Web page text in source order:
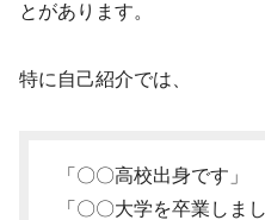
とがあります。
特に自己紹介では、
「〇〇高校出身です」
「〇〇大学を卒業しまし